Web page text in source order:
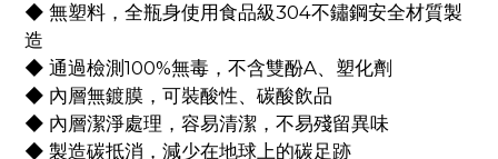
◆ 無塑料，全瓶身使用食品級304不鏽鋼安全材質製
造
◆ 通過檢測100%無毒，不含雙酚A、塑化劑
◆ 內層無鍍膜，可裝酸性、碳酸飲品
◆ 內層潔淨處理，容易清潔，不易殘留異味
◆ 製造碳抵消，減少在地球上的碳足跡